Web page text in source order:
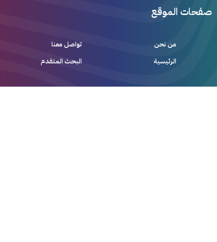
صفحات الموقع
تواصل معنا
البحث المتقدم
من نحن
الرئيسية